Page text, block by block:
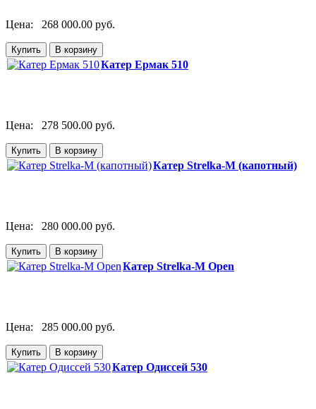
Цена: 268 000.00 руб.
Катер Ермак 510
Цена: 278 500.00 руб.
Катер Strelka-M (капотный)
Цена: 280 000.00 руб.
Катер Strelka-M Open
Цена: 285 000.00 руб.
Катер Одиссей 530